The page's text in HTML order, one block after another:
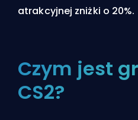
atrakcyjnej zniżki o 20%.
Czym jest
CS2?